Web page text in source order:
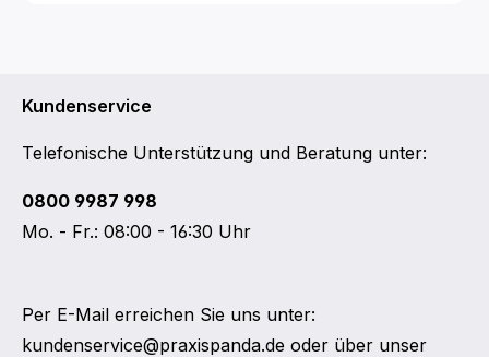
Kundenservice
Telefonische Unterstützung und Beratung unter:
0800 9987 998
Mo. - Fr.: 08:00 - 16:30 Uhr
Per E-Mail erreichen Sie uns unter:
kundenservice@praxispanda.de oder über unser